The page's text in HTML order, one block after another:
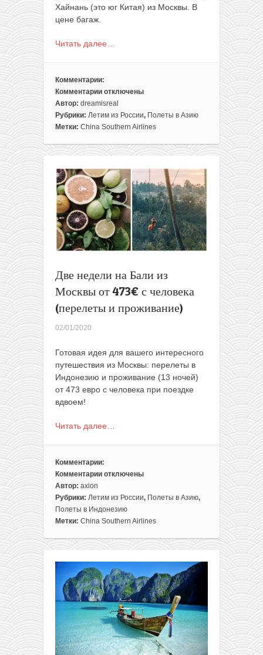
Хайнань (это юг Китая) из Москвы. В
цене багаж.
Читать далее…
Комментарии:
Комментарии
к
записи
Безвизовые
летим
Москвы
на
остров
Хайнань
за
370€
туда-
отключены
Автор: dreamisreal
Рубрики: Летим из России, Полеты в Азию
Метки: China Southern Airlines
Две недели на Бали из
Москвы от 473€ с человека
(перелеты и проживание)
02/01/2020
Готовая идея для вашего интересного
путешествия из Москвы: перелеты в
Индонезию и проживание (13 ночей)
от 473 евро с человека при поездке
вдвоем!
Читать далее…
Комментарии:
Комментарии
к
записи
Две
недели
473€
с
человека
(перелеты
и
проживание)
отключены
Автор: axion
Рубрики: Летим из России, Полеты в Азию,
Полеты в Индонезию
Метки: China Southern Airlines